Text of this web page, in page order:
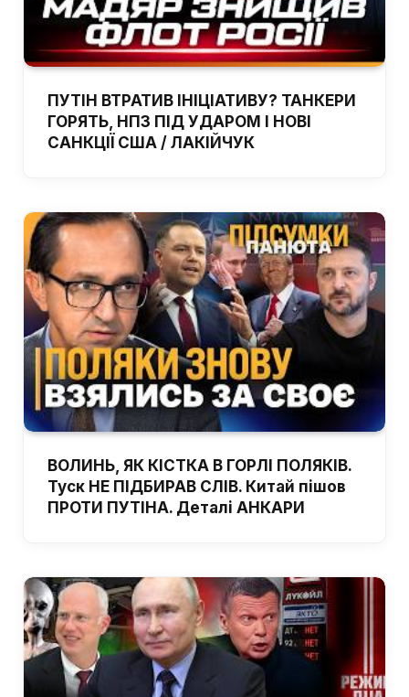
ПУТІН ВТРАТИВ ІНІЦІАТИВУ? ТАНКЕРИ
ГОРЯТЬ, НПЗ ПІД УДАРОМ І НОВІ
САНКЦІЇ США / ЛАКІЙЧУК
ВОЛИНЬ, ЯК КІСТКА В ГОРЛІ ПОЛЯКІВ.
Туск НЕ ПІДБИРАВ СЛІВ. Китай пішов
ПРОТИ ПУТІНА. Деталі АНКАРИ